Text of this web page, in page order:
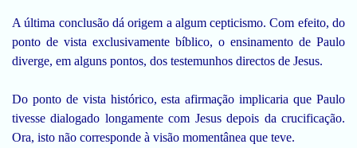
A última conclusão dá origem a algum cepticismo. Com efeito, do
ponto de vista exclusivamente bíblico, o ensinamento de Paulo
diverge, em alguns pontos, dos testemunhos directos de Jesus.
Do ponto de vista histórico, esta afirmação implicaria que Paulo
tivesse dialogado longamente com Jesus depois da crucificação.
Ora, isto não corresponde à visão momentânea que teve.